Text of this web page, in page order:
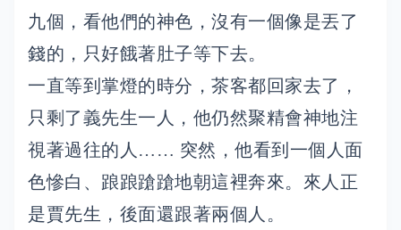
九個，看他們的神色，沒有一個像是丟了
錢的，只好餓著肚子等下去。
一直等到掌燈的時分，茶客都回家去了，
只剩了義先生一人，他仍然聚精會神地注
視著過往的人…… 突然，他看到一個人面
色慘白、踉踉蹌蹌地朝這裡奔來。來人正
是賈先生，後面還跟著兩個人。